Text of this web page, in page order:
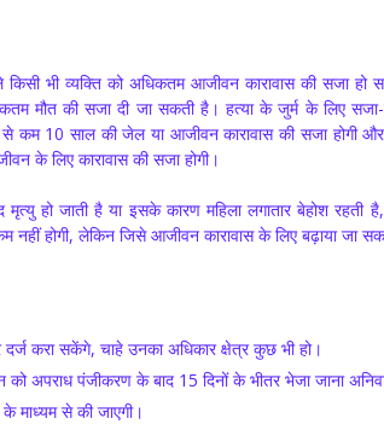
भी व्यक्ति को अधिकतम आजीवन कारावास की सजा हो
मौत की सजा दी जा सकती है। हत्या के जुर्म के लिए
से कम 10 साल की जेल या आजीवन कारावास की सजा होगी
के लिए कारावास की सजा होगी।
हो जाती है या इसके कारण महिला लगातार बेहोश रहती है,
नहीं होगी, लेकिन जिसे आजीवन कारावास के लिए बढ़ाया जा
करा सकेंगे, चाहे उनका अधिकार क्षेत्र कुछ भी हो।
अपराध पंजीकरण के बाद 15 दिनों के भीतर भेजा जाना
माध्यम से की जाएगी।